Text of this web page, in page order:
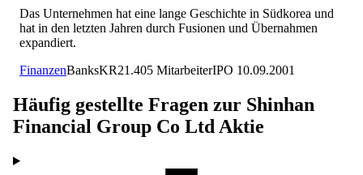
Das Unternehmen hat eine lange Geschichte in Südkorea und
hat in den letzten Jahren durch Fusionen und Übernahmen
expandiert.
FinanzenBanksKR21.405 MitarbeiterIPO 10.09.2001
Häufig gestellte Fragen zur Shinhan
Financial Group Co Ltd Aktie